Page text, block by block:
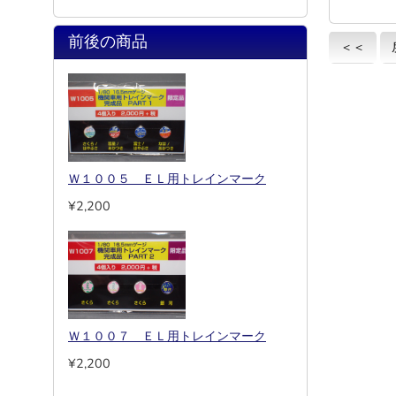
＜＜
前後の商品
Ｗ１００５ ＥＬ用トレインマーク
¥2,200
Ｗ１００７ ＥＬ用トレインマーク
¥2,200